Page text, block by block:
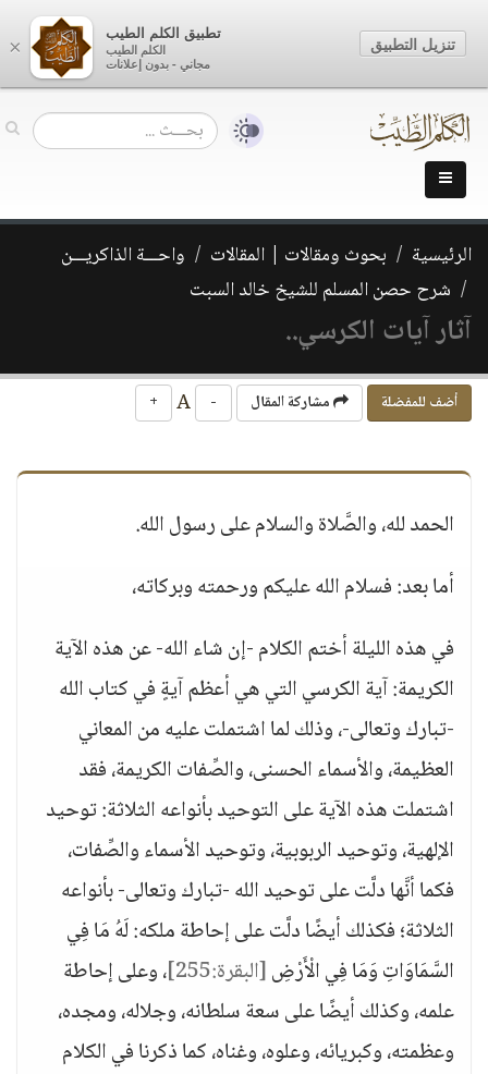
الرئيسية بحوث ومقالات | المقالات
واحـــة الذاكريـــن
شرح حصن المسلم للشيخ خالد السبت
آثار آيات الكرسي..
أضف للمفضلة مشاركة المقال -
+
الحمد لله، والصَّلاة والسلام على رسول الله.
أما بعد: فسلام الله عليكم ورحمته وبركاته،
في هذه الليلة أختم الكلام -إن شاء الله- عن هذه الآية
الكريمة: آية الكرسي التي هي أعظم آيةٍ في كتاب الله
-تبارك وتعالى-، وذلك لما اشتملت عليه من المعاني
العظيمة، والأسماء الحسنى، والصِّفات الكريمة، فقد
اشتملت هذه الآية على التوحيد بأنواعه الثلاثة: توحيد
الإلهية، وتوحيد الربوبية، وتوحيد الأسماء والصِّفات،
فكما أنَّها دلَّت على توحيد الله -تبارك وتعالى- بأنواعه
الثلاثة؛ فكذلك أيضًا دلَّت على إحاطة ملكه: لَهُ مَا فِي
السَّمَاوَاتِ وَمَا فِي الْأَرْضِ[البقرة:255]
، وعلى إحاطة
علمه، وكذلك أيضًا على سعة سلطانه، وجلاله، ومجده،
وعظمته، وكبريائه، وعلوه، وغناه، كما ذكرنا في الكلام
×
تطبيق الكلم الطيب
الكلم الطيب
مجاني - بدون إعلانات
تنزيل التطبيق